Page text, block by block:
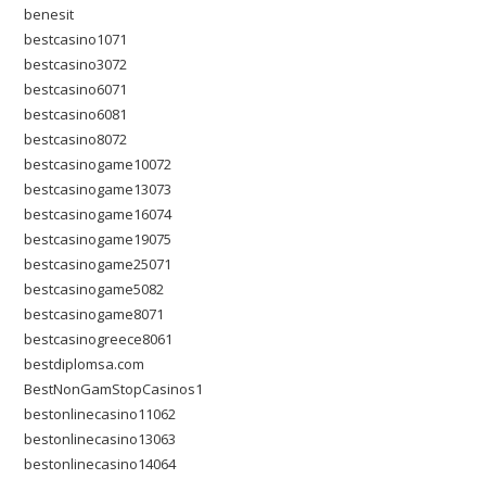
benesit
bestcasino1071
bestcasino3072
bestcasino6071
bestcasino6081
bestcasino8072
bestcasinogame10072
bestcasinogame13073
bestcasinogame16074
bestcasinogame19075
bestcasinogame25071
bestcasinogame5082
bestcasinogame8071
bestcasinogreece8061
bestdiplomsa.com
BestNonGamStopCasinos1
bestonlinecasino11062
bestonlinecasino13063
bestonlinecasino14064